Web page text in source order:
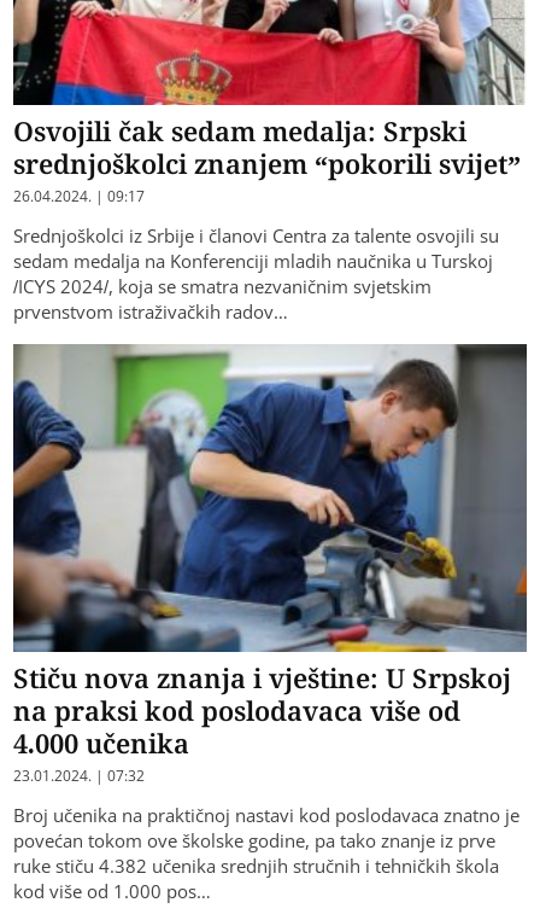
Osvojili čak sedam medalja: Srpski
srednjoškolci znanjem “pokorili svijet”
26.04.2024. | 09:17
Srednjoškolci iz Srbije i članovi Centra za talente osvojili su
sedam medalja na Konferenciji mladih naučnika u Turskoj
/ICYS 2024/, koja se smatra nezvaničnim svjetskim
prvenstvom istraživačkih radov…
Stiču nova znanja i vještine: U Srpskoj
na praksi kod poslodavaca više od
4.000 učenika
23.01.2024. | 07:32
Broj učenika na praktičnoj nastavi kod poslodavaca znatno je
povećan tokom ove školske godine, pa tako znanje iz prve
ruke stiču 4.382 učenika srednjih stručnih i tehničkih škola
kod više od 1.000 pos…